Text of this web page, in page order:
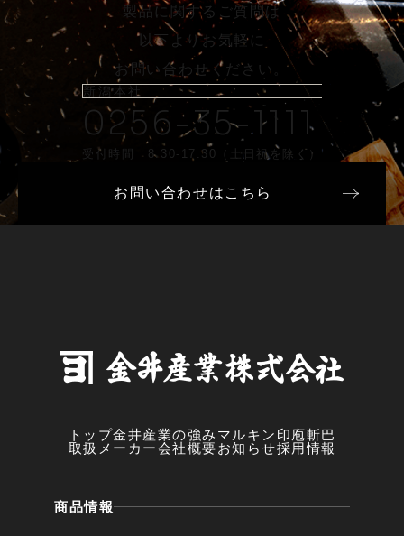
製品に関するご質問は
以下よりお気軽に
お問い合わせください。
新潟本社
0256-35-1111
受付時間 8:30-17:30（土日祝を除く）
お問い合わせはこちら
トップ金井産業の強み マルキン印 庖斬巴
取扱メーカー会社概要お知らせ採用情報
商品情報